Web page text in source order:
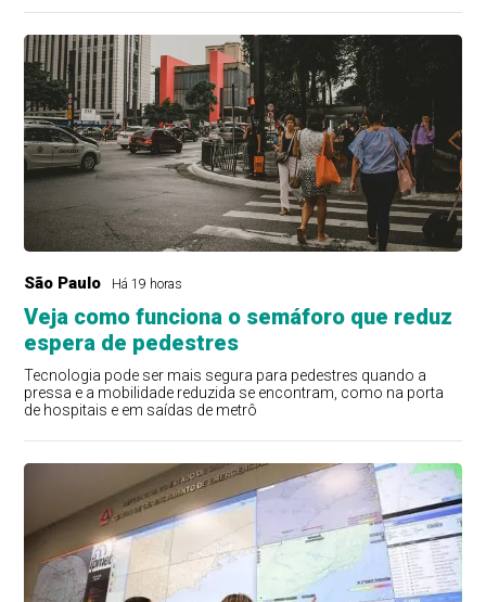
São Paulo Há 19 horas
Veja como funciona o semáforo que reduz
espera de pedestres
Tecnologia pode ser mais segura para pedestres quando a
pressa e a mobilidade reduzida se encontram, como na porta
de hospitais e em saídas de metrô